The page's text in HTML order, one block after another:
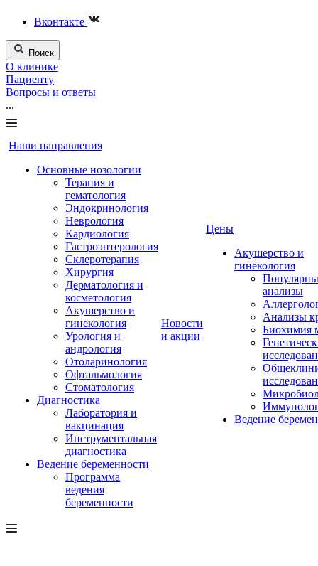
Вконтакте
Поиск
О клинике
Пациенту
Вопросы и ответы
...
Наши направления
Основные нозологии
Терапия и
гематология
Эндокринология
Неврология
Кардиология
Гастроэнтерология
Склеротерапия
Хирургия
Дерматология и
косметология
Акушерство и
гинекология
Урология и
андрология
Отоларинология
Офтальмология
Стоматология
Диагностика
Лаборатория и
вакцинация
Инструментальная
диагностика
Ведение беременности
Программа
ведения
беременности
Новости
и акции
Цены
Акушерство и
гинекология
анализы
Анализы
Биохимия
Ведение